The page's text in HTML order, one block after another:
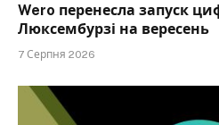
Wero перенесла запуск
Люксембурзі на вересень
7 Серпня 2026